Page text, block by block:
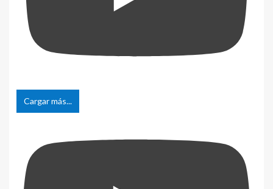
Cargar más...